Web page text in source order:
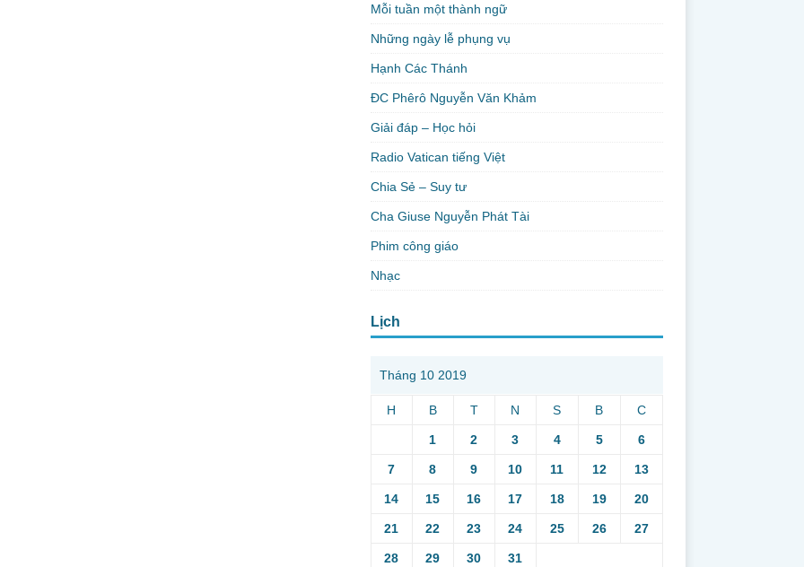
Mỗi tuần một thành ngữ
Những ngày lễ phụng vụ
Hạnh Các Thánh
ĐC Phêrô Nguyễn Văn Khảm
Giải đáp – Học hỏi
Radio Vatican tiếng Việt
Chia Sẻ – Suy tư
Cha Giuse Nguyễn Phát Tài
Phim công giáo
Nhạc
Lịch
Tháng 10 2019
H B T N S B C
1 2 3 4 5 6
7 8 9 10 11 12 13
14 15 16 17 18 19 20
21 22 23 24 25 26 27
28 29 30 31